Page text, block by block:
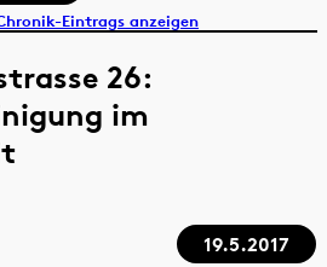
Eintrags anzeigen
26:
im
19.5.2017